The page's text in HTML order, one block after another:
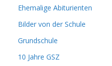
Ehemalige Abiturienten
Bilder von der Schule
Grundschule
10 Jahre GSZ